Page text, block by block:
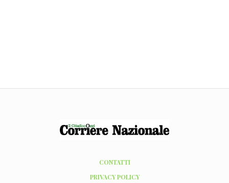
CONTATTI
PRIVACY POLICY